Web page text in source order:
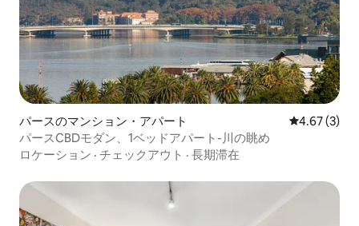
パースのマンション・アパート レビュー3
4.67 (3)
パースCBDモダン、1ベッドアパート-川の眺め
ロケーション · チェックアウト · 長期滞在